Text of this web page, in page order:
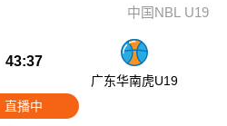
中国NBL U19
43:37
广东华南虎U19
直播中